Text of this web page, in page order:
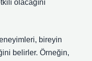
olacağını
bireyin
belirler. Örneğin,